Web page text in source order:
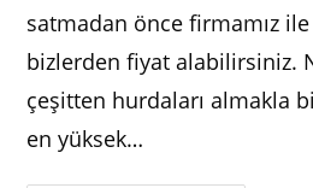
satmadan önce firmamız
bizlerden fiyat alabilirsiniz.
çeşitten hurdaları almakla
en yüksek…